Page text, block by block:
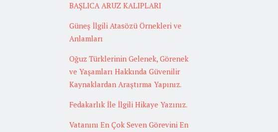
BAŞLICA ARUZ KALIPLARI
Güneş İlgili Atasözü Örnekleri ve
Anlamları
Oğuz Türklerinin Gelenek, Görenek
ve Yaşamları Hakkında Güvenilir
Kaynaklardan Araştırma Yapınız.
Fedakarlık İle İlgili Hikaye Yazınız.
Vatanını En Çok Seven Görevini En